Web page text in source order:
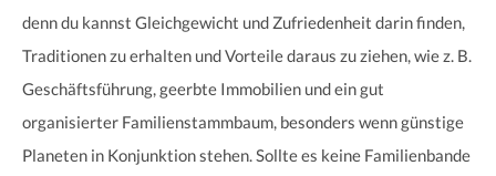
denn du kannst Gleichgewicht und Zufriedenheit darin finden,
Traditionen zu erhalten und Vorteile daraus zu ziehen, wie z. B.
Geschäftsführung, geerbte Immobilien und ein gut
organisierter Familienstammbaum, besonders wenn günstige
Planeten in Konjunktion stehen. Sollte es keine Familienbande